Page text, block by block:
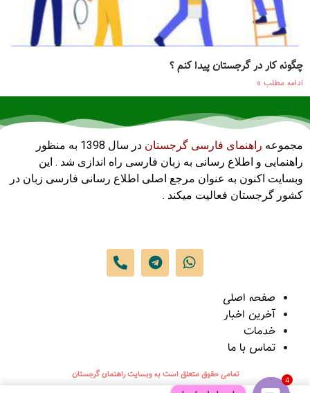
چگونه کار در گرجستان پیدا کنم ؟
ادامه مطلب »
مجموعه راهنمای فارسی گرجستان
در سال 1398 به منظور
راهنمایی و اطلاع رسانی به زبان فارسی راه اندازی شد . این
وبسایت اکنون به عنوان مرجع اصلی اطلاع رسانی فارسی زبان در
کشور گرجستان فعالیت میکند .
صفحه اصلی
آخرین اخبار
خدمات
تماس با ما
تمامی حقوق متعلق است به وبسایت راهنمای گرجستان 4